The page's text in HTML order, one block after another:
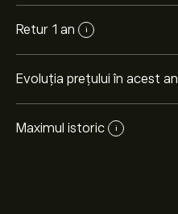
Retur 1 an i
Evoluția prețului în acest an
Maximul istoric i